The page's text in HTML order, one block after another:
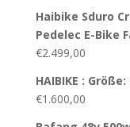
Haibike Sduro
Pedelec E-Bike
€2.499,00
HAIBIKE : Größe:
€1.600,00